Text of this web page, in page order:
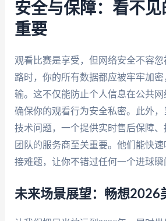
安全与保障：看不
重要
观看比赛是享受，但网络安全不容
路时，你的所有数据都应被牢牢加
输。这不仅能防止个人信息在公共
确保你的观看行为安全私密。此外，
技术问题，一个提供实时售后保障
团队的服务商至关重要。他们能快
接难题，让你不错过任何一个进球瞬
未来场景展望：畅想2026